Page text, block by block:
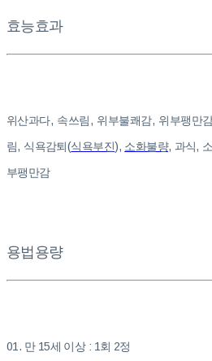
효능효과
위산과다, 속쓰림, 위부불쾌감, 위부팽만
림, 식욕감퇴(식욕부진), 소화불량, 과식,
부팽만감
용법용량
01. 만 15세 이상 : 1회 2정